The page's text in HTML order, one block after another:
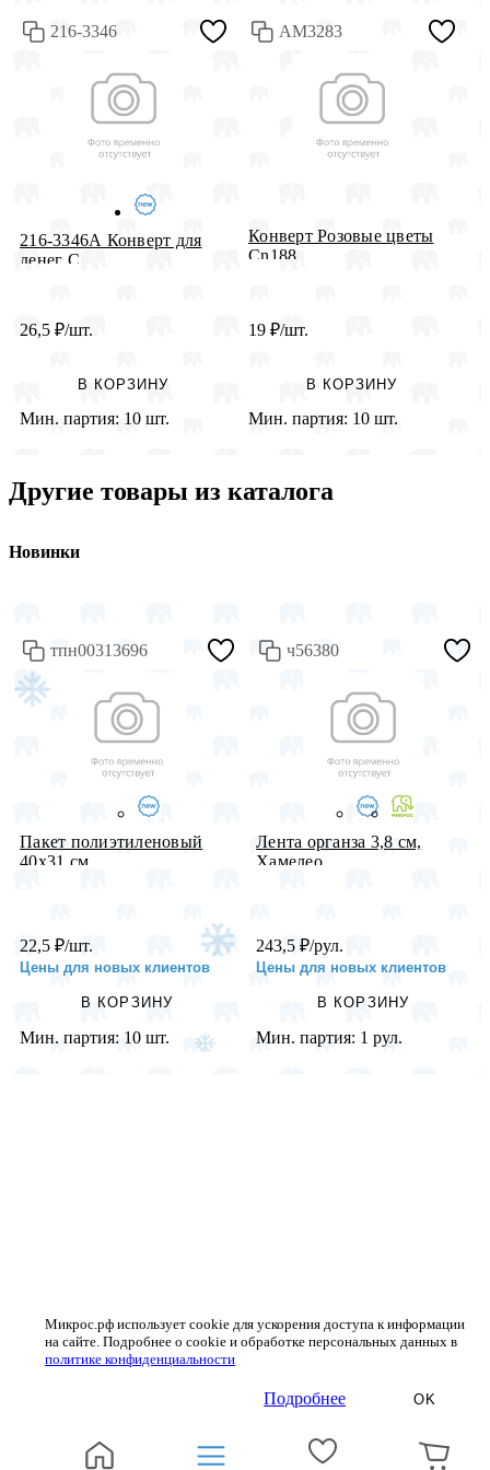
216-3346
216-3346А Конверт для
денег С ...
26,5 ₽/шт.
В КОРЗИНУ
Мин. партия: 10 шт.
АМ3283
Конверт Розовые цветы
Cn188
19 ₽/шт.
В КОРЗИНУ
Мин. партия: 10 шт.
Другие товары из каталога
Новинки
тпн00313696
Пакет полиэтиленовый
40х31 см ...
22,5 ₽/шт.
Цены для новых клиентов
В КОРЗИНУ
Мин. партия: 10 шт.
ч56380
Лента органза 3,8 см,
Хамелео...
243,5 ₽/рул.
Цены для новых клиентов
В КОРЗИНУ
Мин. партия: 1 рул.
Микрос.рф использует cookie для ускорения доступа к информации
на сайте. Подробнее о cookie и обработке персональных данных в
политике конфиденциальности
Подробнее OK